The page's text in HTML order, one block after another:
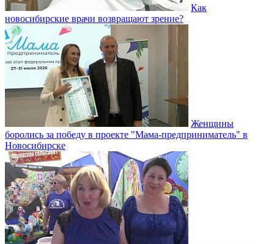
Как
новосибирские врачи возвращают зрение?
Женщины
боролись за победу в проекте "Мама-предприниматель" в
Новосибирске